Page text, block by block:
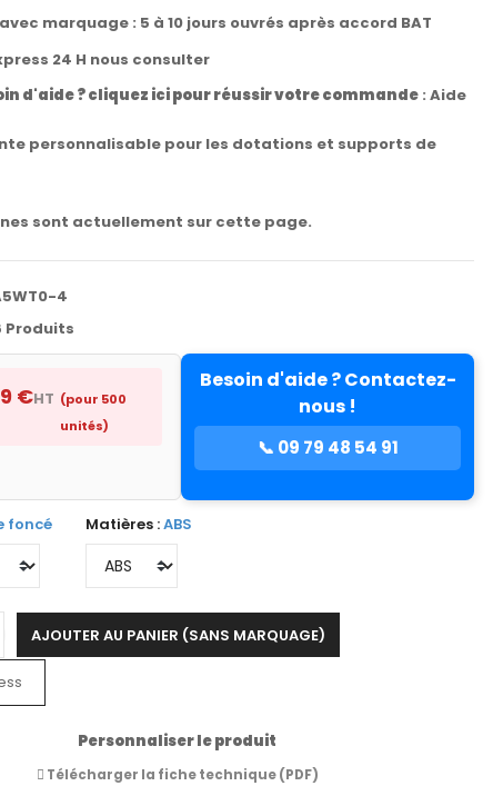
marquage : 5 à 10 jours ouvrés après accord BAT
24 H nous consulter
d'aide ? cliquez ici pour réussir votre commande: Aide
personnalisable pour les dotations et supports de
sont actuellement sur cette page.
4
Produits
€HT (pour 500
unités)
Besoin d'aide ? Contactez-
nous !
📞 09 79 48 54 91
foncé Matières :ABS
AJOUTER AU PANIER (SANS MARQUAGE)
Personnaliser le produit
Télécharger la fiche technique (PDF)